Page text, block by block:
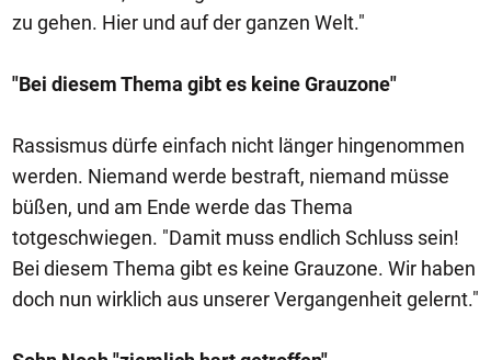
zu gehen. Hier und auf der ganzen Welt."
"Bei diesem Thema gibt es keine Grauzone"
Rassismus dürfe einfach nicht länger hingenommen
werden. Niemand werde bestraft, niemand müsse
büßen, und am Ende werde das Thema
totgeschwiegen. "Damit muss endlich Schluss sein!
Bei diesem Thema gibt es keine Grauzone. Wir haben
doch nun wirklich aus unserer Vergangenheit gelernt."